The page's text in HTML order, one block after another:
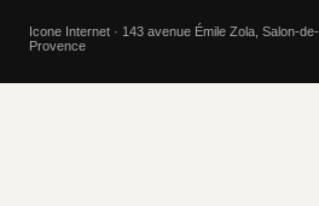
Icone Internet · 143 avenue Émile Zola, Salon-de-
Provence